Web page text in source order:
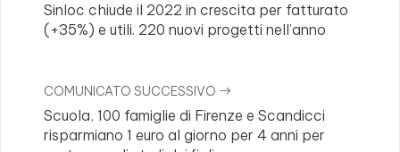
Sinloc chiude il 2022 in crescita per fatturato
(+35%) e utili. 220 nuovi progetti nell’anno
COMUNICATO SUCCESSIVO
Scuola, 100 famiglie di Firenze e Scandicci
risparmiano 1 euro al giorno per 4 anni per